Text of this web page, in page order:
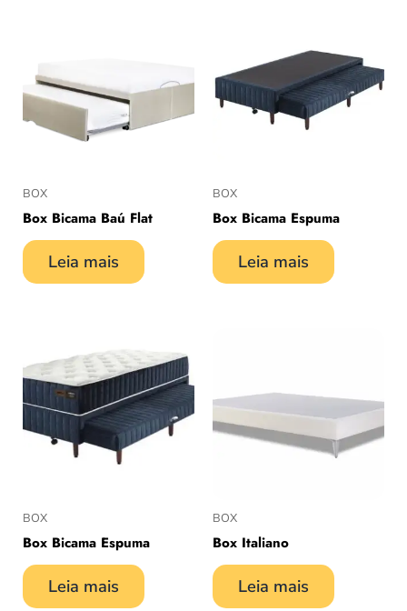
BOX
Box Bicama Baú Flat
Leia mais
BOX
Box Bicama Espuma
Leia mais
BOX
Box Bicama Espuma
Leia mais
BOX
Box Italiano
Leia mais